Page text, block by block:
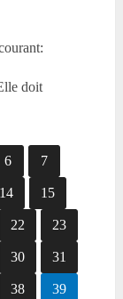
doit
6 7
14 15
22 23
30 31
38 39